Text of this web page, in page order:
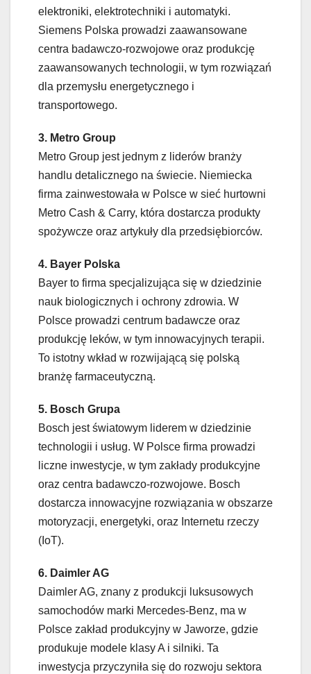
elektroniki, elektrotechniki i automatyki.
Siemens Polska prowadzi zaawansowane
centra badawczo-rozwojowe oraz produkcję
zaawansowanych technologii, w tym rozwiązań
dla przemysłu energetycznego i
transportowego.
3. Metro Group
Metro Group jest jednym z liderów branży
handlu detalicznego na świecie. Niemiecka
firma zainwestowała w Polsce w sieć hurtowni
Metro Cash & Carry, która dostarcza produkty
spożywcze oraz artykuły dla przedsiębiorców.
4. Bayer Polska
Bayer to firma specjalizująca się w dziedzinie
nauk biologicznych i ochrony zdrowia. W
Polsce prowadzi centrum badawcze oraz
produkcję leków, w tym innowacyjnych terapii.
To istotny wkład w rozwijającą się polską
branżę farmaceutyczną.
5. Bosch Grupa
Bosch jest światowym liderem w dziedzinie
technologii i usług. W Polsce firma prowadzi
liczne inwestycje, w tym zakłady produkcyjne
oraz centra badawczo-rozwojowe. Bosch
dostarcza innowacyjne rozwiązania w obszarze
motoryzacji, energetyki, oraz Internetu rzeczy
(IoT).
6. Daimler AG
Daimler AG, znany z produkcji luksusowych
samochodów marki Mercedes-Benz, ma w
Polsce zakład produkcyjny w Jaworze, gdzie
produkuje modele klasy A i silniki. Ta
inwestycja przyczyniła się do rozwoju sektora